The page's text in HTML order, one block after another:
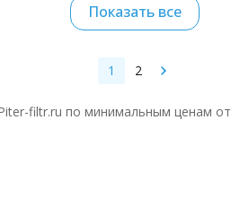
Показать все
1 2
filtr.ru по минимальным ценам от